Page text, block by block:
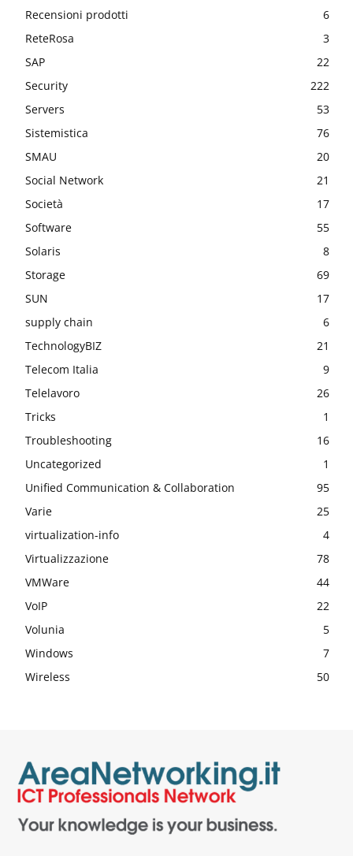
Recensioni prodotti
6
ReteRosa
3
SAP
22
Security
222
Servers
53
Sistemistica
76
SMAU
20
Social Network
21
Società
17
Software
55
Solaris
8
Storage
69
SUN
17
supply chain
6
TechnologyBIZ
21
Telecom Italia
9
Telelavoro
26
Tricks
1
Troubleshooting
16
Uncategorized
1
Unified Communication & Collaboration
95
Varie
25
virtualization-info
4
Virtualizzazione
78
VMWare
44
VoIP
22
Volunia
5
Windows
7
Wireless
50